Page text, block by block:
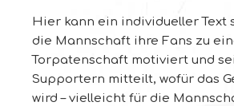
Hier kann ein individueller Text
die Mannschaft ihre Fans zu
Torpatenschaft motiviert und
Supportern mitteilt, wofür das
wird – vielleicht für die